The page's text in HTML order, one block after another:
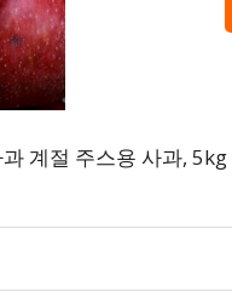
계절 주스용 사과,